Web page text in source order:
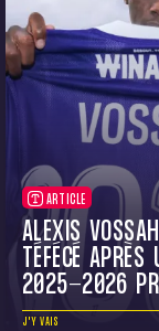
ARTICLE
ALEXIS
TÉFÉCÉ APRÈS
2025-2026
J'Y VAIS